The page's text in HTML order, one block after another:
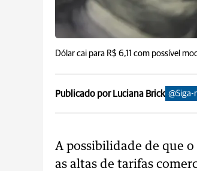
Dólar cai para R$ 6,11 com possível
Publicado por Luciana Brick @Siga-
A possibilidade de que
as altas de tarifas